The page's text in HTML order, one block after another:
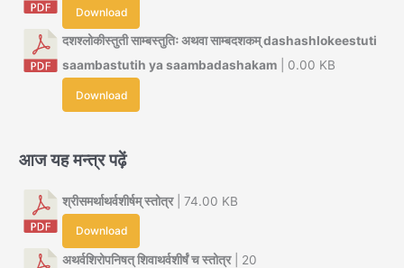
Download
दशश्लोकीस्तुती साम्बस्तुतिः अथवा साम्बदशकम् dashashlokeestuti
saambastutih ya saambadashakam | 0.00 KB
Download
आज यह मन्त्र पढ़ें
श्रीसमर्थाथर्वशीर्षम् स्तोत्र| 74.00 KB
Download
अथर्वशिरोपनिषत् शिवाथर्वशीर्षं च स्तोत्र| 20